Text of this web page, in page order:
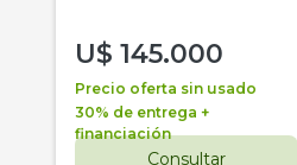
U$ 145.000
Precio oferta sin usado
30% de entrega +
financiación
Consultar